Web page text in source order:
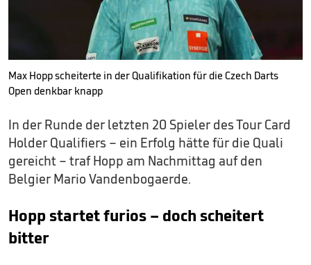
Max Hopp scheiterte in der Qualifikation für die Czech Darts
Open denkbar knapp
In der Runde der letzten 20 Spieler des Tour Card
Holder Qualifiers – ein Erfolg hätte für die Quali
gereicht – traf Hopp am Nachmittag auf den
Belgier Mario Vandenbogaerde.
Hopp startet furios – doch scheitert
bitter